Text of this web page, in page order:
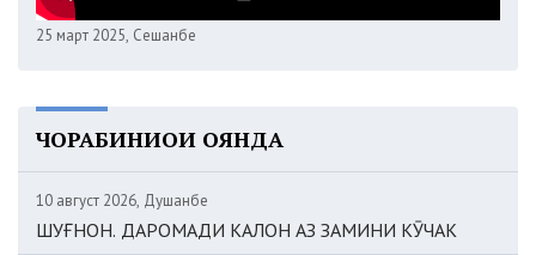
25 март 2025, Сешанбе
ЧОРАБИНИҲОИ ОЯНДА
10 август 2026, Душанбе
ШУҒНОН. ДАРОМАДИ КАЛОН АЗ ЗАМИНИ КӮЧАК